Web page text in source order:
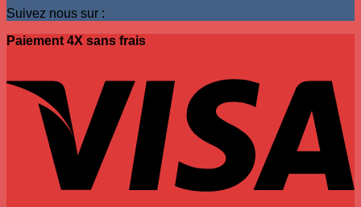
Suivez nous sur :
Paiement 4X sans frais